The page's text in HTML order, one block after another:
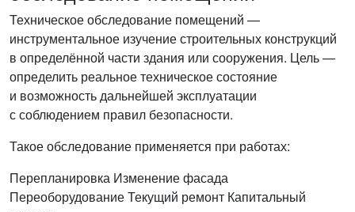
Техническое обследование помещений —
инструментальное изучение строительных конструкций
в определённой части здания или сооружения. Цель —
определить реальное техническое состояние
и возможность дальнейшей эксплуатации
с соблюдением правил безопасности.
Такое обследование применяется при работах:
Перепланировка Изменение фасада
ПереоборудованиеТекущий ремонт Капитальный